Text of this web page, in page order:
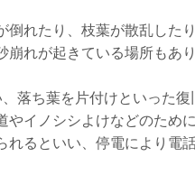
れたり、枝葉が散乱した
れが起きている場所もあ
落ち葉を片付けといった復
イノシシよけなどのため
るといい、停電により電